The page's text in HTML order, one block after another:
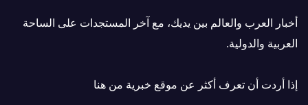
أخبار العرب والعالم بين يديك، مع آخر المستجدات على الساحة
العربية والدولية.
إذا أردت أن تعرف أكثر عن موقع خبرية من هنا